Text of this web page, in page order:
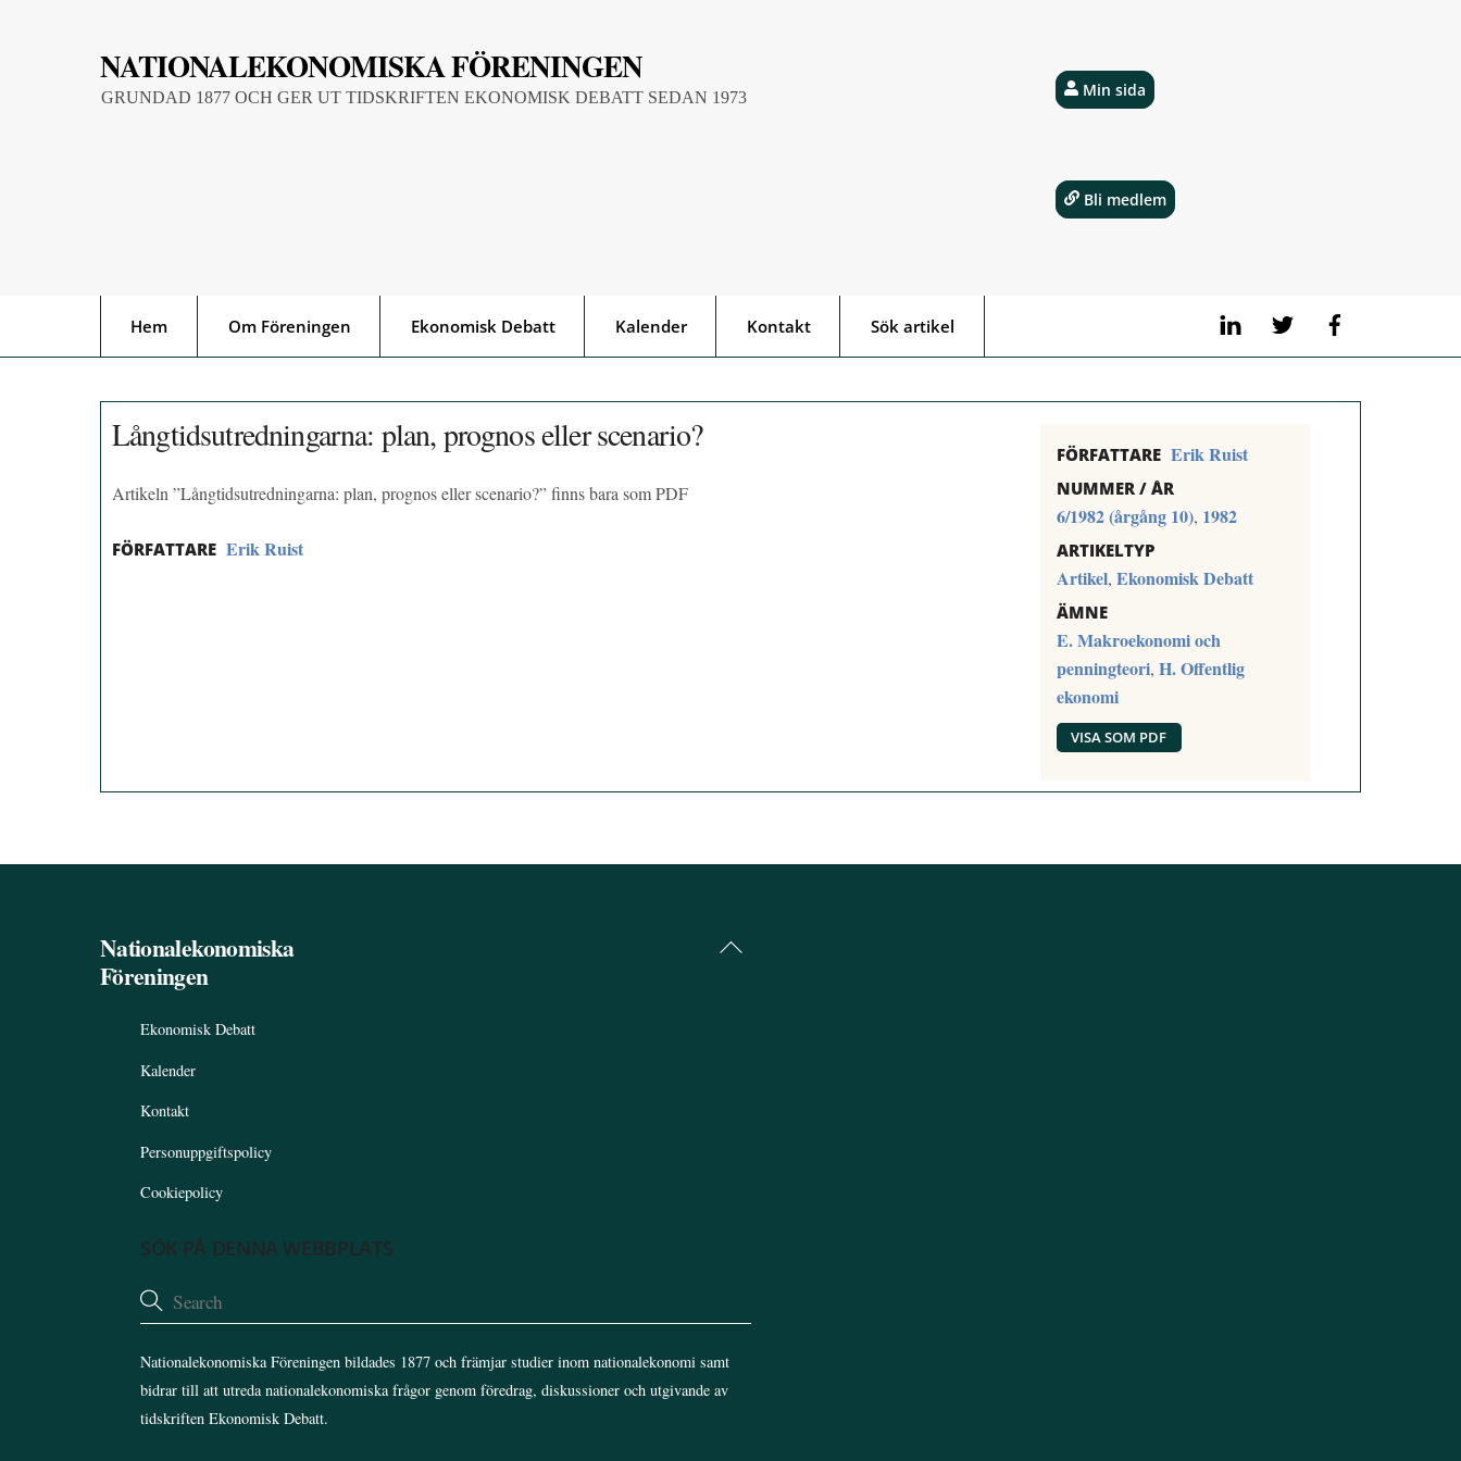
NATIONALEKONOMISKA FÖRENINGEN
GRUNDAD 1877 OCH GER UT TIDSKRIFTEN EKONOMISK DEBATT SEDAN 1973
LinkedIn Twitter
Hem Om Föreningen Ekonomisk Debatt Kalender Kontakt Sök artikel
Min sida
Bli medlem
Långtidsutredningarna: plan, prognos eller scenario?
Artikeln ”Långtidsutredningarna: plan, prognos eller scenario?” finns bara som PDF
FÖRFATTARE Erik Ruist
FÖRFATTARE Erik Ruist
NUMMER / ÅR
6/1982 (årgång 10), 1982
ARTIKELTYP
Artikel, Ekonomisk Debatt
ÄMNE
E. Makroekonomi och
penningteori, H. Offentlig
ekonomi
VISA SOM PDF
Back
Nationalekonomiska
Föreningen
Ekonomisk Debatt
Kalender
Kontakt
Personuppgiftspolicy
Cookiepolicy
SÖK PÅ DENNA WEBBPLATS
Nationalekonomiska Föreningen bildades 1877 och främjar studier inom nationalekonomi samt
bidrar till att utreda nationalekonomiska frågor genom föredrag, diskussioner och utgivande av
tidskriften Ekonomisk Debatt.